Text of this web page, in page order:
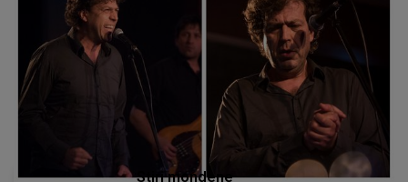
Stiri mondene